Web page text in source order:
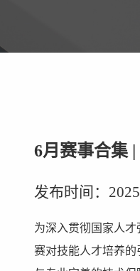
6月赛事合集
发布时间：
为深入贯彻国家人
赛对技能人才培养